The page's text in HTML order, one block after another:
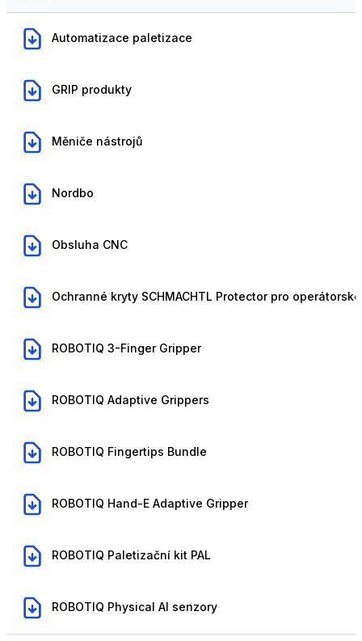
,Automatizace paletizace
Automatizace paletizace
,GRIP produkty
GRIP produkty
,Měniče nástrojů
Měniče nástrojů
,Nordbo
Nordbo
,Obsluha CNC
Obsluha CNC
,Ochranné kryty SCHMACHTL Protector pro
Ochranné kryty SCHMACHTL Protector pro
,ROBOTIQ 3-Finger Gripper
ROBOTIQ 3-Finger Gripper
,ROBOTIQ Adaptive Grippers
ROBOTIQ Adaptive Grippers
,ROBOTIQ Fingertips Bundle
ROBOTIQ Fingertips Bundle
,ROBOTIQ Hand-E Adaptive Gripper
ROBOTIQ Hand-E Adaptive Gripper
,ROBOTIQ Paletizační kit PAL
ROBOTIQ Paletizační kit PAL
,ROBOTIQ Physical AI senzory
ROBOTIQ Physical AI senzory